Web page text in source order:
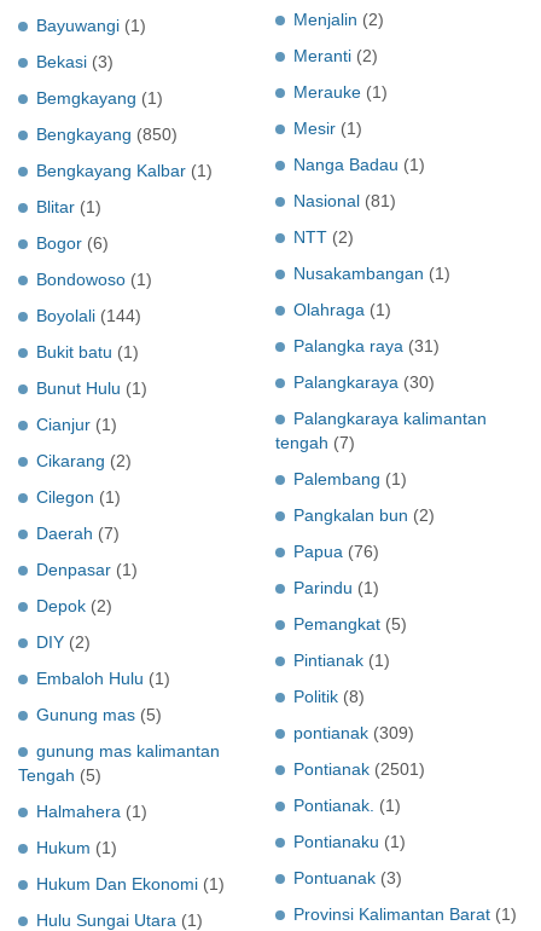
Bayuwangi (1)
Bekasi (3)
Bemgkayang (1)
Bengkayang (850)
Bengkayang Kalbar (1)
Blitar (1)
Bogor (6)
Bondowoso (1)
Boyolali (144)
Bukit batu (1)
Bunut Hulu (1)
Cianjur (1)
Cikarang (2)
Cilegon (1)
Daerah (7)
Denpasar (1)
Depok (2)
DIY (2)
Embaloh Hulu (1)
Gunung mas (5)
gunung mas kalimantan
Tengah (5)
Halmahera (1)
Hukum (1)
Hukum Dan Ekonomi (1)
Hulu Sungai Utara (1)
Menjalin (2)
Meranti (2)
Merauke (1)
Mesir (1)
Nanga Badau (1)
Nasional (81)
NTT (2)
Nusakambangan (1)
Olahraga (1)
Palangka raya (31)
Palangkaraya (30)
Palangkaraya kalimantan
tengah (7)
Palembang (1)
Pangkalan bun (2)
Papua (76)
Parindu (1)
Pemangkat (5)
Pintianak (1)
Politik (8)
pontianak (309)
Pontianak (2501)
Pontianak. (1)
Pontianaku (1)
Pontuanak (3)
Provinsi Kalimantan Barat (1)